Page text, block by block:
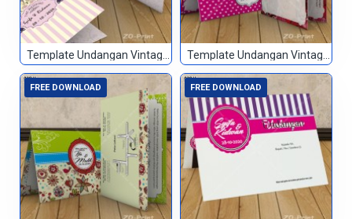
Template Undangan Vintage 076 Template Undangan Vintage 077
FREE DOWNLOAD FREE DOWNLOAD